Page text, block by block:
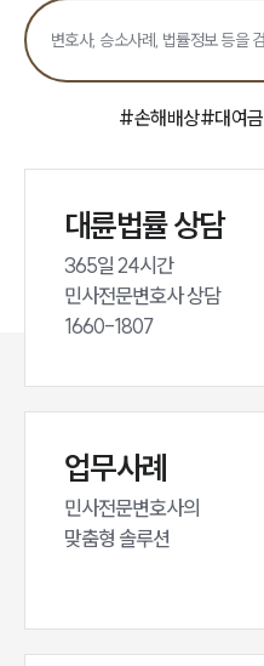
#손해배상#대여금
대륜법률 상담
365일 24시간
민사전문변호사 상담
1660-1807
업무사례
민사전문변호사의
맞춤형 솔루션